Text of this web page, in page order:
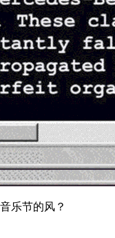
乐节的风？